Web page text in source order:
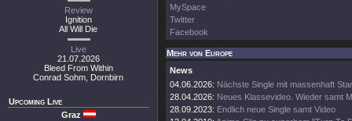
Review
Ignition
All Will Die
Live
21.07.2026
Bleed From Within
Conrad Sohm, Dornbirn
Upcoming Live
Graz
MySpace
Twitter
Facebook
Mehr von Europe
News
04.06.2026: Nächste Single mit massenhaft
28.04.2026: Neues Klassevideo. Wieder samt
28.09.2023: Endlich neue Single samt Video